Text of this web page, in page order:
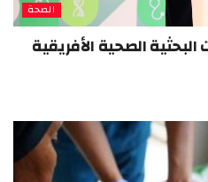
الصحة
الصحية الأفريقية